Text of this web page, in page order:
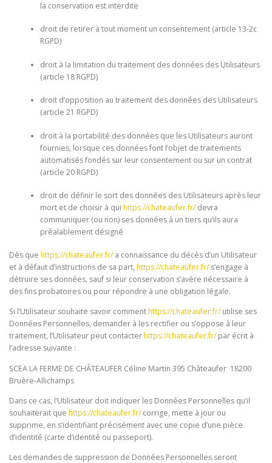
la conservation est interdite
droit de retirer à tout moment un consentement (article 13-2c
RGPD)
droit à la limitation du traitement des données des Utilisateurs
(article 18 RGPD)
droit d’opposition au traitement des données des Utilisateurs
(article 21 RGPD)
droit à la portabilité des données que les Utilisateurs auront
fournies, lorsque ces données font l’objet de traitements
automatisés fondés sur leur consentement ou sur un contrat
(article 20 RGPD)
droit de définir le sort des données des Utilisateurs après leur
mort et de choisir à qui https://chateaufer.fr/devra
communiquer (ou non) ses données à un tiers qu’ils aura
préalablement désigné
Dès que https://chateaufer.fr/a connaissance du décès d’un Utilisateur
et à défaut d’instructions de sa part, https://chateaufer.fr/s’engage à
détruire ses données, sauf si leur conservation s’avère nécessaire à
des fins probatoires ou pour répondre à une obligation légale.
Si l’Utilisateur souhaite savoir commenthttps://chateaufer.fr/utilise ses
Données Personnelles, demander à les rectifier ou s’oppose à leur
traitement, l’Utilisateur peut contacterhttps://chateaufer.fr/par écrit à
l’adresse suivante :
SCEA LA FERME DE CHÂTEAUFER Céline Martin 395 Châteaufer 18200
Bruère-Allichamps
Dans ce cas, l’Utilisateur doit indiquer les Données Personnelles qu’il
souhaiterait que https://chateaufer.fr/corrige, mette à jour ou
supprime, en s’identifiant précisément avec une copie d’une pièce
d’identité (carte d’identité ou passeport).
Les demandes de suppression de Données Personnelles seront